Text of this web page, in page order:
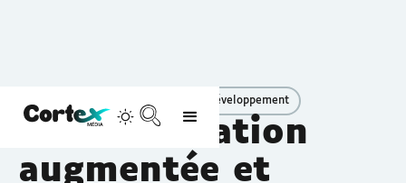
Troubles du neuro développement
Communication
augmentée et